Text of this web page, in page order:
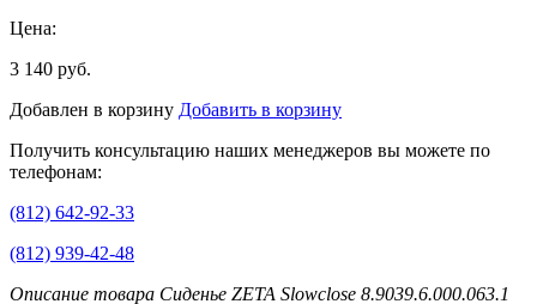
Цена:
3 140 руб.
Добавлен в корзину Добавить в корзину
Получить консультацию наших менеджеров вы можете по
телефонам:
(812) 642-92-33
(812) 939-42-48
Описание товара Сиденье ZETA Slowclose 8.9039.6.000.063.1